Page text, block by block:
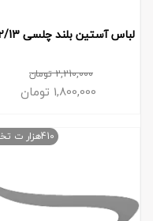
لباس آستین بلند چلسی 2012/13
2,210,000تومان
1,800,000 تومان
410هزار ت تخفیف